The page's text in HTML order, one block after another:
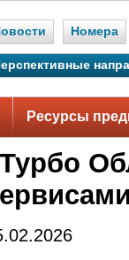
Номера
Ресурсы